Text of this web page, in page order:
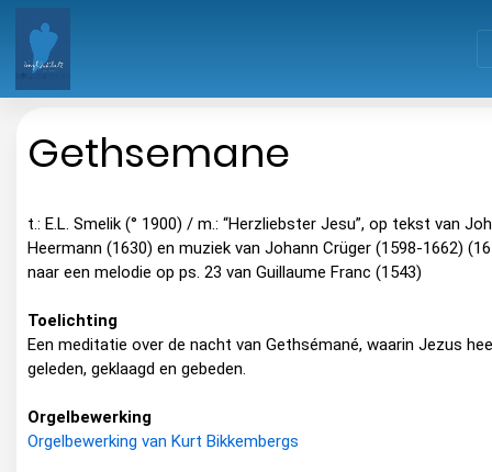
Gethsemane
t.: E.L. Smelik (° 1900) / m.: “Herzliebster Jesu”, op tekst van
Heermann (1630) en muziek van Johann Crüger (1598-1662)
naar een melodie op ps. 23 van Guillaume Franc (1543)
Toelichting
Een meditatie over de nacht van Gethsémané, waarin Jezus
geleden, geklaagd en gebeden.
Orgelbewerking
Orgelbewerking van Kurt Bikkembergs